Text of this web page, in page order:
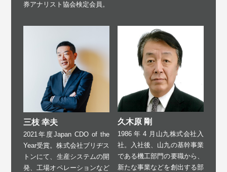
券アナリスト協会検定会員。
三枝 幸夫
2021年度Japan CDO of the
Year受賞。株式会社ブリヂス
トンにて、生産システムの開
発、工場オペレーションなど
久木原 剛
1986 年 4 月山九株式会社入
社。入社後、山九の基幹事業
である機工部門の要職から、
新たな事業などを創出する部